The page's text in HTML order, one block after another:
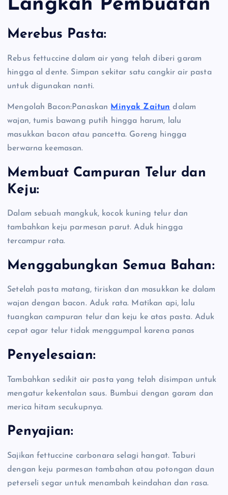
Langkah Pembuatan
Merebus Pasta:
Rebus fettuccine dalam air yang telah diberi garam
hingga al dente. Simpan sekitar satu cangkir air pasta
untuk digunakan nanti.
Mengolah Bacon:Panaskan Minyak Zaitun dalam
wajan, tumis bawang putih hingga harum, lalu
masukkan bacon atau pancetta. Goreng hingga
berwarna keemasan.
Membuat Campuran Telur dan
Keju:
Dalam sebuah mangkuk, kocok kuning telur dan
tambahkan keju parmesan parut. Aduk hingga
tercampur rata.
Menggabungkan Semua Bahan:
Setelah pasta matang, tiriskan dan masukkan ke dalam
wajan dengan bacon. Aduk rata. Matikan api, lalu
tuangkan campuran telur dan keju ke atas pasta. Aduk
cepat agar telur tidak menggumpal karena panas
Penyelesaian:
Tambahkan sedikit air pasta yang telah disimpan untuk
mengatur kekentalan saus. Bumbui dengan garam dan
merica hitam secukupnya.
Penyajian:
Sajikan fettuccine carbonara selagi hangat. Taburi
dengan keju parmesan tambahan atau potongan daun
peterseli segar untuk menambah keindahan dan rasa.